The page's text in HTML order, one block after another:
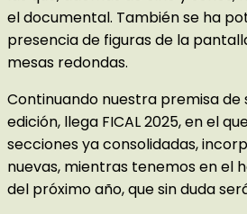
el documental. También se ha
presencia de figuras de la
mesas redondas.
Continuando nuestra premisa
edición, llega FICAL 2025, en el
secciones ya consolidadas,
nuevas, mientras tenemos en el
del próximo año, que sin duda